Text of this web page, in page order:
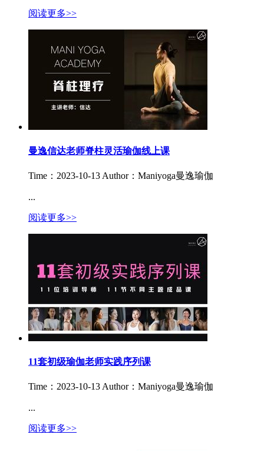
阅读更多>>
曼逸信达老师脊柱灵活瑜伽线上课
Time：2023-10-13 Author：Maniyoga曼逸瑜伽
...
阅读更多>>
11套初级瑜伽老师实践序列课
Time：2023-10-13 Author：Maniyoga曼逸瑜伽
...
阅读更多>>